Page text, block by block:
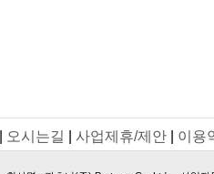
오시는길 사업제휴/제안 이용